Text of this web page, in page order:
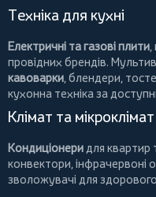
Техніка для кухні
Електричні та газові плити,
провідних брендів.
кавоварки, блендери,
кухонна техніка за
Клімат та мікроклімат
Кондиціонери для квартир
конвектори, інфрачервоні
зволожувачі для